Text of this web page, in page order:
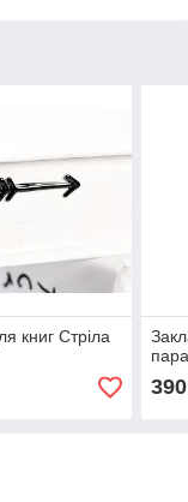
книг Стріла
390